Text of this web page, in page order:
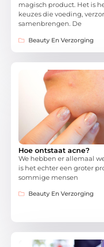
magisch product. Het is
keuzes die voeding,
samenbrengen. De
Beauty En Verzorging
Hoe ontstaat acne?
We hebben er allemaal
is het echter een groter
sommige mensen
Beauty En Verzorging